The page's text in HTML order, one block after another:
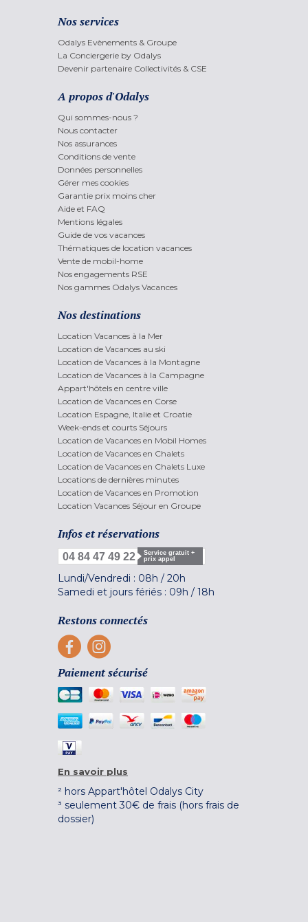
Nos services
Odalys Evènements & Groupe
La Conciergerie by Odalys
Devenir partenaire Collectivités & CSE
A propos d'Odalys
Qui sommes-nous ?
Nous contacter
Nos assurances
Conditions de vente
Données personnelles
Gérer mes cookies
Garantie prix moins cher
Aide et FAQ
Mentions légales
Guide de vos vacances
Thématiques de location vacances
Vente de mobil-home
Nos engagements RSE
Nos gammes Odalys Vacances
Nos destinations
Location Vacances à la Mer
Location de Vacances au ski
Location de Vacances à la Montagne
Location de Vacances à la Campagne
Appart'hôtels en centre ville
Location de Vacances en Corse
Location Espagne, Italie et Croatie
Week-ends et courts Séjours
Location de Vacances en Mobil Homes
Location de Vacances en Chalets
Location de Vacances en Chalets Luxe
Locations de dernières minutes
Location de Vacances en Promotion
Location Vacances Séjour en Groupe
Infos et réservations
04 84 47 49 22
Service gratuit +
prix appel
Lundi/Vendredi : 08h / 20h
Samedi et jours fériés : 09h / 18h
Restons connectés
Paiement sécurisé
En savoir plus
² hors Appart'hôtel Odalys City
³ seulement 30€ de frais (hors frais de
dossier)